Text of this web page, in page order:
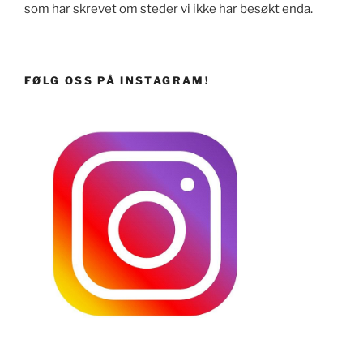
som har skrevet om steder vi ikke har besøkt enda.
FØLG OSS PÅ INSTAGRAM!